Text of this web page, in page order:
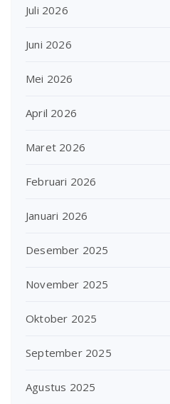
Juli 2026
Juni 2026
Mei 2026
April 2026
Maret 2026
Februari 2026
Januari 2026
Desember 2025
November 2025
Oktober 2025
September 2025
Agustus 2025